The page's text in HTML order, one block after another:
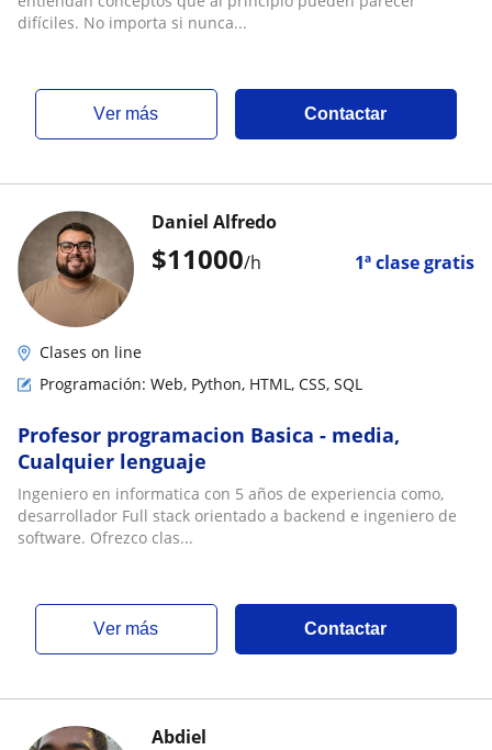
difíciles. No importa si nunca...
ver más Contactar
$11000/h 1ª clase gratis
Daniel Alfredo
Clases on line
Programación: Web, Python, HTML, CSS, SQL
Profesor programacion Basica - media,
Cualquier lenguaje
Ingeniero en informatica con 5 años de experiencia como,
desarrollador Full stack orientado a backend e ingeniero de
software. Ofrezco clas...
ver más Contactar
Abdiel